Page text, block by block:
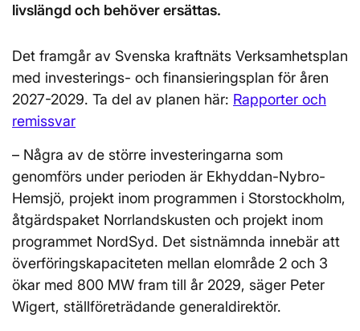
livslängd och behöver ersättas.
Det framgår av Svenska kraftnäts Verksamhetsplan
med investerings- och finansieringsplan för åren
2027-2029. Ta del av planen här: Rapporter och
remissvar
– Några av de större investeringarna som
genomförs under perioden är Ekhyddan-Nybro-
Hemsjö, projekt inom programmen i Storstockholm,
åtgärdspaket Norrlandskusten och projekt inom
programmet NordSyd. Det sistnämnda innebär att
överföringskapaciteten mellan elområde 2 och 3
ökar med 800 MW fram till år 2029, säger Peter
Wigert, ställföreträdande generaldirektör.